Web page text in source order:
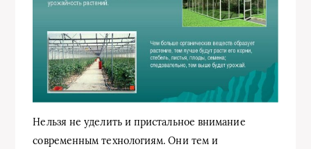
Нельзя не уделить и пристальное внимание
современным технологиям. Они тем и